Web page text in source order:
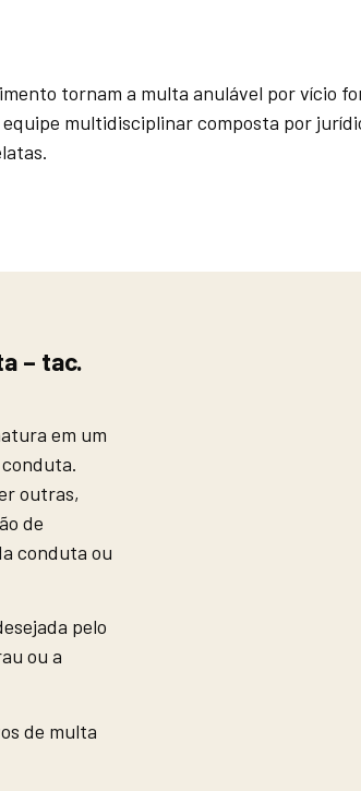
tornam a multa anulável por vício
multidisciplinar composta por
– tac.
em um
outras,
de
conduta ou
pelo
ou a
de multa